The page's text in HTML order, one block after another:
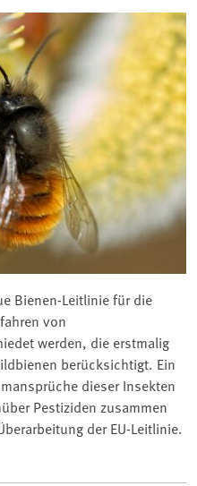
Bienen-Leitlinie für die
von
werden, die erstmalig
berücksichtigt. Ein
dieser Insekten
Pestiziden zusammen
der EU-Leitlinie.